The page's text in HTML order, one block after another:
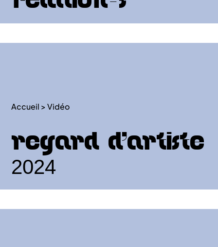
Accueil >Vidéo
Regard d’artiste
2024